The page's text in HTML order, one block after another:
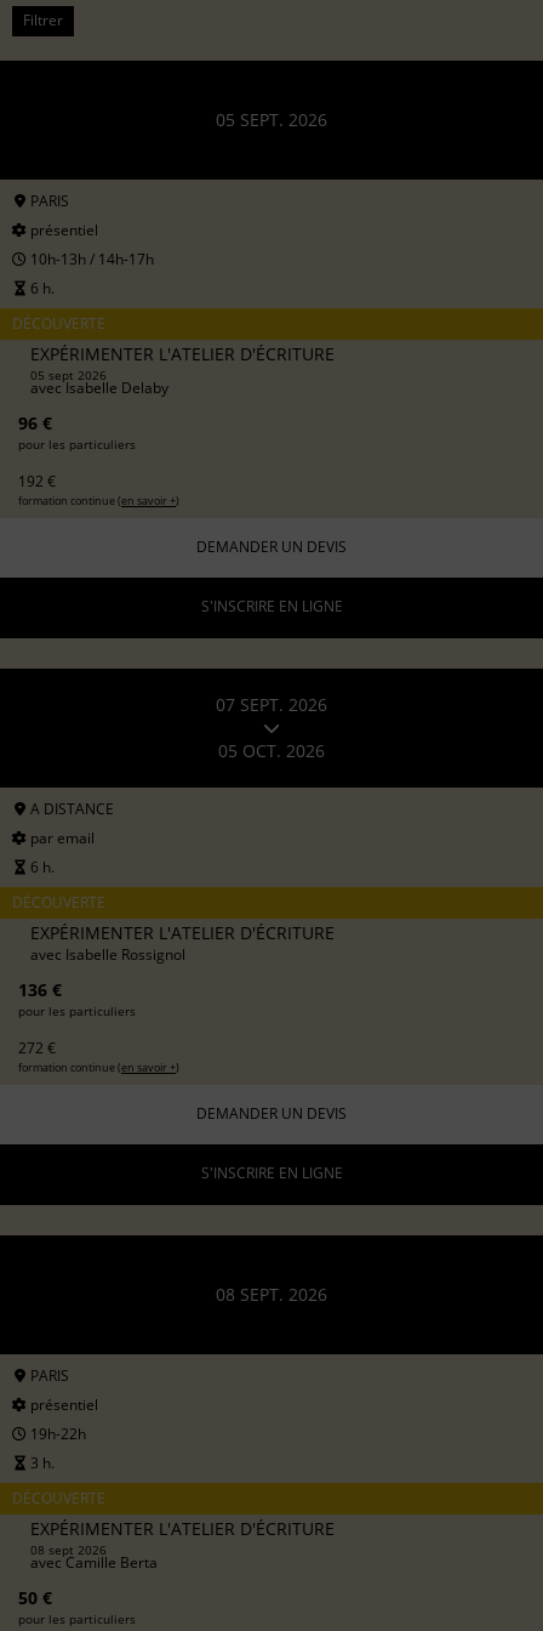
Filtrer
05 SEPT. 2026
PARIS
présentiel
10h-13h / 14h-17h
6 h.
DÉCOUVERTE
EXPÉRIMENTER L'ATELIER D'ÉCRITURE
05 sept 2026
avecIsabelle Delaby
96 €
pour les particuliers
192 €
formation continue (en savoir +)
DEMANDER UN DEVIS
S'INSCRIRE EN LIGNE
07 SEPT. 2026
05 OCT. 2026
A DISTANCE
par email
6 h.
DÉCOUVERTE
EXPÉRIMENTER L'ATELIER D'ÉCRITURE
avec Isabelle Rossignol
136 €
pour les particuliers
272 €
formation continue (en savoir +)
DEMANDER UN DEVIS
S'INSCRIRE EN LIGNE
08 SEPT. 2026
PARIS
présentiel
19h-22h
3 h.
DÉCOUVERTE
EXPÉRIMENTER L'ATELIER D'ÉCRITURE
08 sept 2026
avecCamille Berta
50 €
pour les particuliers